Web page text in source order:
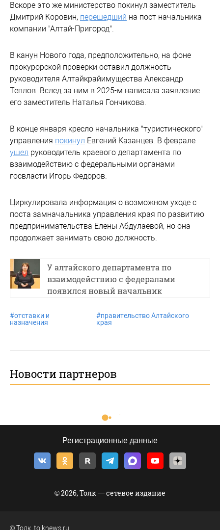
Вскоре это же министерство покинул заместитель
Дмитрий Коровин, перешедший на пост начальника
компании "Алтай-Пригород".
В канун Нового года, предположительно, на фоне
прокурорской проверки оставил должность
руководителя Алтайкрайимущества Александр
Теплов. Вслед за ним в 2025-м написала заявление
его заместитель Наталья Гончикова.
В конце января кресло начальника "туристического"
управления покинул Евгений Казанцев. В феврале
ушел руководитель краевого департамента по
взаимодействию с федеральными органами
госвласти Игорь Федоров.
Циркулировала информация о возможном уходе с
поста замначальника управления края по развитию
предпринимательства Елены Абдулаевой, но она
продолжает занимать свою должность.
У алтайского департамента по
взаимодействию с федералами
появился новый начальник
#отставки и
назначения
#правительство Алтайского
края
Новости партнеров
Регистрационные данные
© 2026, Толк — сетевое издание
©Толк tolknews.ru